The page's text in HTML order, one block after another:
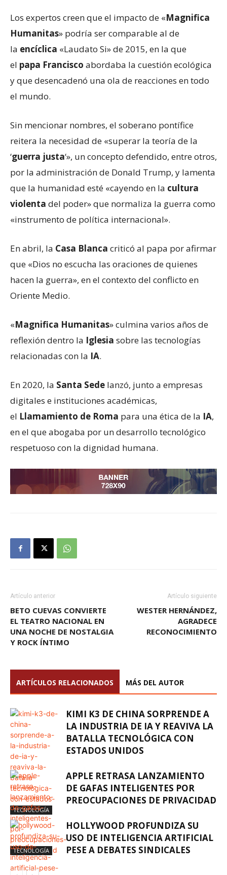
Los expertos creen que el impacto de «Magnifica
Humanitas» podría ser comparable al de
la encíclica «Laudato Si» de 2015, en la que
el papa Francisco abordaba la cuestión ecológica
y que desencadenó una ola de reacciones en todo
el mundo.
Sin mencionar nombres, el soberano pontífice
reitera la necesidad de «superar la teoría de la
‘guerra justa‘», un concepto defendido, entre otros,
por la administración de Donald Trump, y lamenta
que la humanidad esté «cayendo en la cultura
violenta del poder» que normaliza la guerra como
«instrumento de política internacional».
En abril, la Casa Blanca criticó al papa por afirmar
que «Dios no escucha las oraciones de quienes
hacen la guerra», en el contexto del conflicto en
Oriente Medio.
«Magnifica Humanitas» culmina varios años de
reflexión dentro la Iglesia sobre las tecnologías
relacionadas con la IA.
En 2020, la Santa Sede lanzó, junto a empresas
digitales e instituciones académicas,
el Llamamiento de Roma para una ética de la IA,
en el que abogaba por un desarrollo tecnológico
respetuoso con la dignidad humana.
Artículo anterior
BETO CUEVAS CONVIERTE
EL TEATRO NACIONAL EN
UNA NOCHE DE NOSTALGIA
Y ROCK ÍNTIMO
Artículo siguiente
WESTER HERNÁNDEZ,
AGRADECE
RECONOCIMIENTO
ARTÍCULOS RELACIONADOS MÁS DEL AUTOR
TECNOLOGÍA
KIMI K3 DE CHINA SORPRENDE A
LA INDUSTRIA DE IA Y REAVIVA LA
BATALLA TECNOLÓGICA CON
ESTADOS UNIDOS
TECNOLOGÍA
APPLE RETRASA LANZAMIENTO
DE GAFAS INTELIGENTES POR
PREOCUPACIONES DE PRIVACIDAD
HOLLYWOOD PROFUNDIZA SU
USO DE INTELIGENCIA ARTIFICIAL
PESE A DEBATES SINDICALES